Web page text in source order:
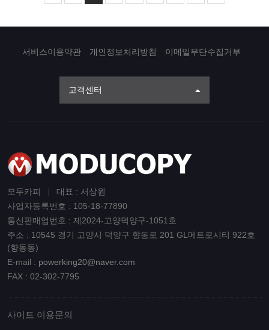
서비스이용약관 개인정보처리방침 이메일무단수집거부
고객센터
모두카피
대표 : 서상원
사업자등록번호 : 105-18-77890
통신판매업번호 : 제2024-고양덕양구-1051호
주소 : 10545 경기 고양시 덕양구 향동로 201 GL메트로시티 922호
(향동동)
E-mail : powerking20@naver.com
FAX : 02-302-7795
사이트 이용문의